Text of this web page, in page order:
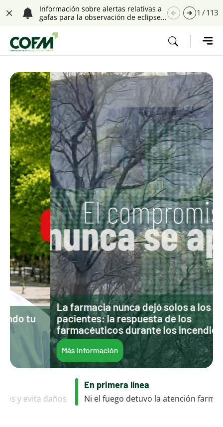
Saltar navegación. Ir directamente al contenido principal
Información sobre alertas relativas a
gafas para la observación de eclipses
1 /113
Tecla de acceso 1
La farmacia nunca dejó solos a los
pacientes: la respuesta de los
farmacéuticos durante los incendios
Más información
En primera línea
Ni el fuego detuvo la atención farmacéutica